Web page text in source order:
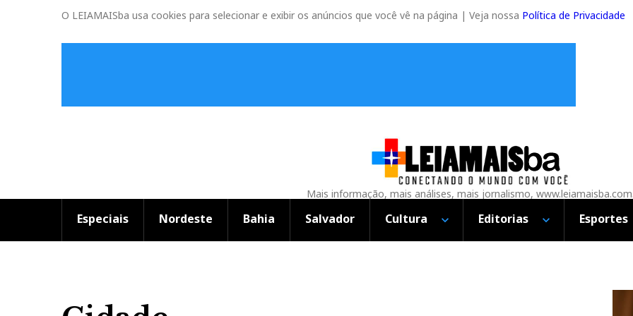
O LEIAMAISba usa cookies para selecionar e exibir os anúncios que você vê na página | Veja nossa Política de Privacidade
Mais informação, mais análises, mais jornalismo,
Especiais Nordeste Bahia Salvador Cultura Editorias Esportes